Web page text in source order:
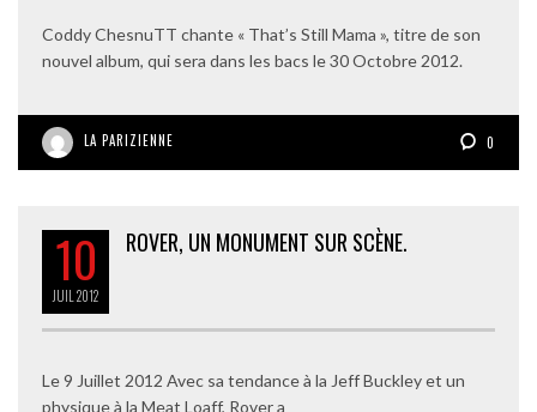
Coddy ChesnuTT chante « That’s Still Mama », titre de son
nouvel album, qui sera dans les bacs le 30 Octobre 2012.
LA PARIZIENNE 0
10
JUIL 2012
ROVER, UN MONUMENT SUR SCÈNE.
Le 9 Juillet 2012 Avec sa tendance à la Jeff Buckley et un
physique à la Meat Loaff, Rover a